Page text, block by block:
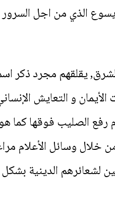
يسوع الذي من اجل
يقلقهم مجرد ذكر
و التعايش
الصليب فوقها كما هو
وسائل الأعلام
الدينية